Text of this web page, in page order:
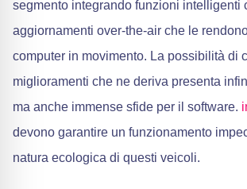
segmento integrando funzioni intelligenti
aggiornamenti over-the-air che le
computer in movimento. La possibilità di
miglioramenti che ne deriva presenta
ma anche immense sfide per il software.
devono garantire un funzionamento
natura ecologica di questi veicoli.